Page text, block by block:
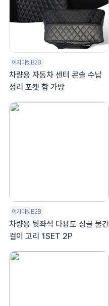
이지마켓B2B
차량용 자동차 센터 콘솔 수납
정리 포켓 함 가방
이지마켓B2B
차량용 뒷좌석 다용도 싱글 물건
걸이 고리 1SET 2P